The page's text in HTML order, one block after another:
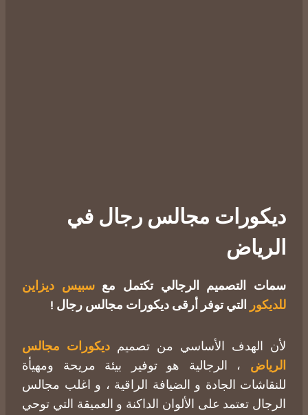
ديكورات مجالس رجال في
الرياض
سمات التصميم الرجالي تكتمل معسبيس ديزاين
للديكور التي توفر أرقى ديكورات مجالس رجال !
لأن الهدف الأساسي من تصميم ديكورات مجالس
الرياض ، الرجالية هو توفير بيئة مريحة ومهيأة
للنقاشات الجادة و الضيافة الراقية ، و اغلب مجالس
الرجال تعتمد على الألوان الداكنة و العميقة التي توحي